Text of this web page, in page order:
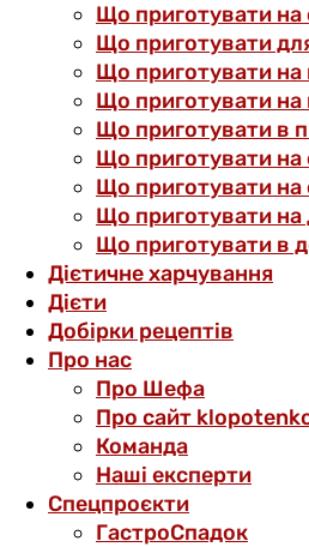
Що приготувати на
Що приготувати
Що приготувати на
Що приготувати
Що приготувати в
Що приготувати на
Що приготувати на
Що приготувати
Що приготувати в
Дієтичне харчування
Дієти
Добірки рецептів
Про нас
Про Шефа
Про сайт
Команда
Наші експерти
Спецпроєкти
ГастроСпадок